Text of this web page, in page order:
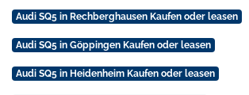
Audi SQ5 in Rechberghausen Kaufen oder leasen
Audi SQ5 in Göppingen Kaufen oder leasen
Audi SQ5 in Heidenheim Kaufen oder leasen